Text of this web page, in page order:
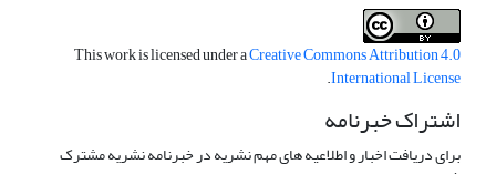
This work is licensed under aCreative Commons Attribution 4.0
International License
.
اشتراک خبرنامه
برای دریافت اخبار و اطلاعیه های مهم نشریه در خبرنامه نشریه مشترک